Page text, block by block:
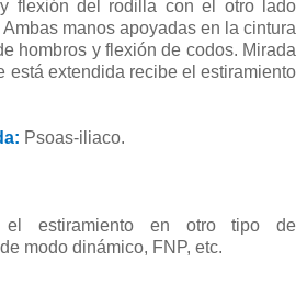
flexión del rodilla con el otro lado
manos apoyadas en la cintura
hombros y flexión de codos. Mirada
está extendida recibe el estiramiento
Psoas-iliaco.
el estiramiento en otro tipo de
modo dinámico, FNP, etc.